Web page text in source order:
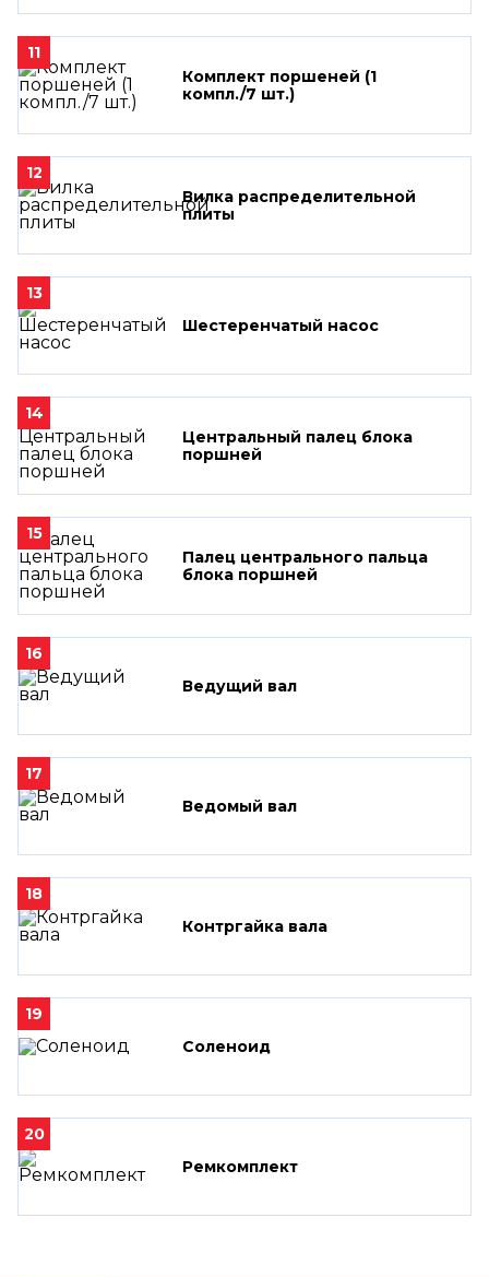
11
Комплект поршеней (1
компл./7 шт.)
12
Вилка распределительной
плиты
13
Шестеренчатый насос
14
Центральный палец блока
поршней
15
Палец центрального пальца
блока поршней
16
Ведущий вал
17
Ведомый вал
18
Контргайка вала
19
Соленоид
20
Ремкомплект